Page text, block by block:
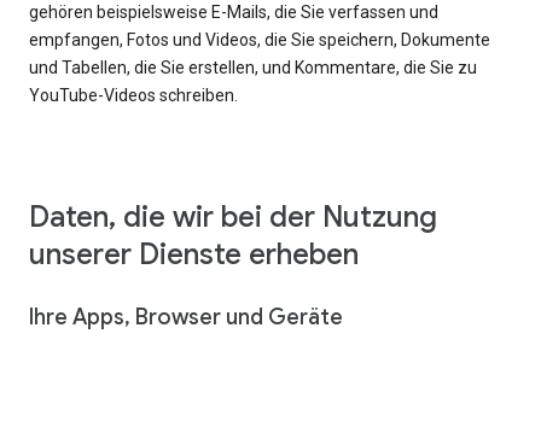
gehören beispielsweise E-Mails, die Sie verfassen und
empfangen, Fotos und Videos, die Sie speichern, Dokumente
und Tabellen, die Sie erstellen, und Kommentare, die Sie zu
YouTube-Videos schreiben.
Daten, die wir bei der Nutzung
unserer Dienste erheben
Ihre Apps, Browser und Geräte